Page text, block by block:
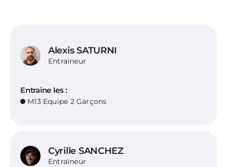
Alexis SATURNI
Entraineur
Entraine les :
M13 Equipe 2 Garçons
Cyrille SANCHEZ
Entraineur